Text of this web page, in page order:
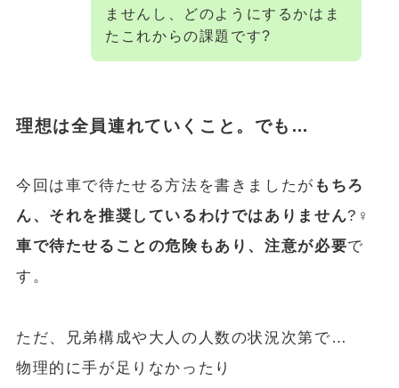
ませんし、どのようにするかはま
たこれからの課題です?
理想は全員連れていくこと。でも…
今回は車で待たせる方法を書きましたが もちろ
ん、それを推奨しているわけではありません?‍♀️
車で待たせることの危険もあり、注意が必要で
す。
ただ、兄弟構成や大人の人数の状況次第で…
物理的に手が足りなかったり